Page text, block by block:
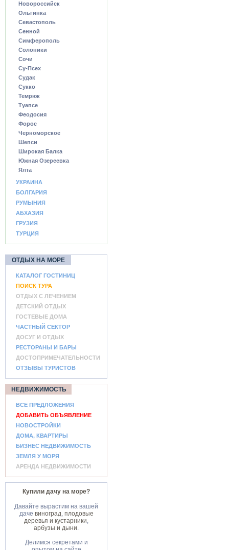
Новороссийск
Ольгинка
Севастополь
Сенной
Симферополь
Солоники
Сочи
Су-Псех
Судак
Сукко
Темрюк
Туапсе
Феодосия
Форос
Черноморское
Шепси
Широкая Балка
Южная Озереевка
Ялта
УКРАИНА
БОЛГАРИЯ
РУМЫНИЯ
АБХАЗИЯ
ГРУЗИЯ
ТУРЦИЯ
ОТДЫХ НА МОРЕ
КАТАЛОГ ГОСТИНИЦ
ПОИСК ТУРА
ОТДЫХ С ЛЕЧЕНИЕМ
ДЕТСКИЙ ОТДЫХ
ГОСТЕВЫЕ ДОМА
ЧАСТНЫЙ СЕКТОР
ДОСУГ И ОТДЫХ
РЕСТОРАНЫ И БАРЫ
ДОСТОПРИМЕЧАТЕЛЬНОСТИ
ОТЗЫВЫ ТУРИСТОВ
НЕДВИЖИМОСТЬ
ВСЕ ПРЕДЛОЖЕНИЯ
ДОБАВИТЬ ОБЪЯВЛЕНИЕ
НОВОСТРОЙКИ
ДОМА, КВАРТИРЫ
БИЗНЕС НЕДВИЖИМОСТЬ
ЗЕМЛЯ У МОРЯ
АРЕНДА НЕДВИЖИМОСТИ
Купили дачу на море?
Давайте вырастим на вашей
даче виноград, плодовые
деревья и кустарники,
арбузы и дыни.
Делимся секретами и